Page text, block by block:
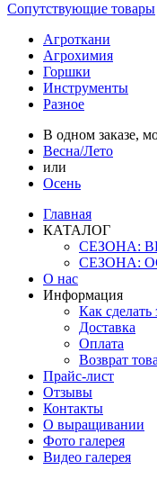
Сопутствующие товары
Агроткани
Агрохимия
Горшки
Инструменты
Разное
В одном заказе,
Весна/Лето
или
Осень
Главная
КАТАЛОГ
СЕЗОНА:
СЕЗОНА:
О нас
Информация
Как сделать
Доставка
Оплата
Возврат
Прайс-лист
Отзывы
Контакты
О выращивании
Фото галерея
Видео галерея